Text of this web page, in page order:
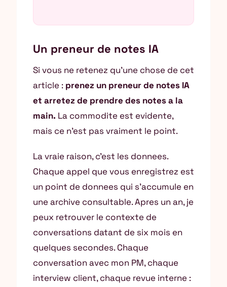
Un preneur de notes IA
Si vous ne retenez qu’une chose de cet
article : prenez un preneur de notes IA
et arretez de prendre des notes a la
main. La commodite est evidente,
mais ce n’est pas vraiment le point.
La vraie raison, c’est les donnees.
Chaque appel que vous enregistrez est
un point de donnees qui s’accumule en
une archive consultable. Apres un an, je
peux retrouver le contexte de
conversations datant de six mois en
quelques secondes. Chaque
conversation avec mon PM, chaque
interview client, chaque revue interne :